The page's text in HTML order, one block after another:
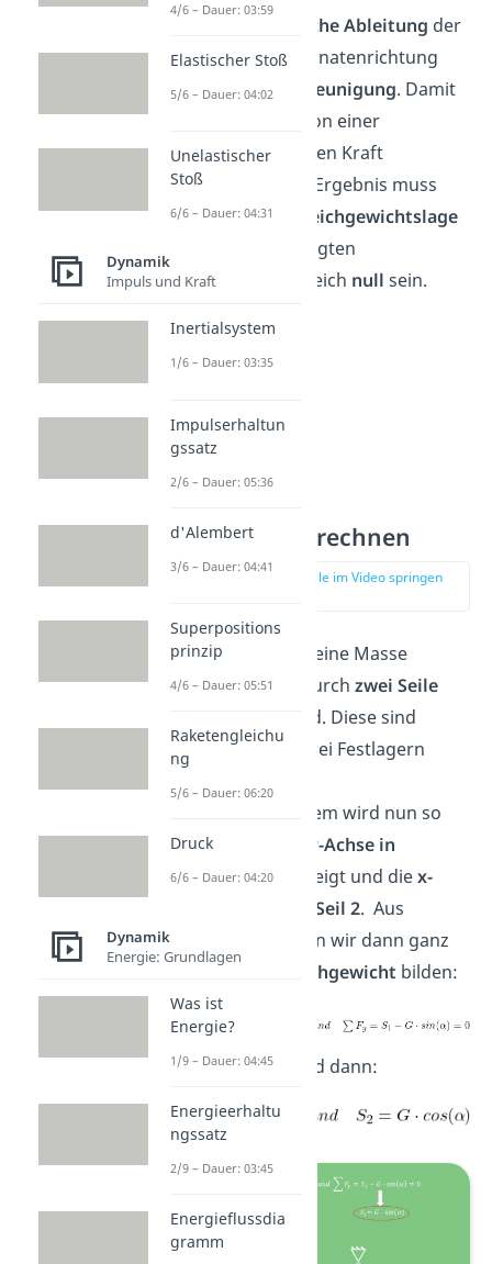
zweite zeitliche Ableitung der
jeweiligen Koordinatenrichtung
ergibt dieBeschleunigung. Damit
wird eine Kraft von einer
entgegengesetzten Kraft
subtrahiert. Das Ergebnis muss
aufgrund der
Gleichgewichtslage
im mitbeschleunigten
Inertialsystem gleich null sein.
Seilkräfte berechnen
zur Stelle im Video springen
Alszweites
wird eine Masse
betrachtet, die durch zwei Seile
festgehalten wird. Diese sind
wiederum mit zwei Festlagern
Koordinatensystem wird nun so
gelegt, dass die
y-Achse in
Richtung Seil 1
zeigt und diex-
Achse entgegen Seil 2. Aus
können wir dann ganz
einfach das
Gleichgewicht bilden:
Die Seilkräfte sind dann:
4/6 – Dauer: 03:59
Elastischer Stoß
5/6 – Dauer: 04:02
Unelastischer
Stoß
6/6 – Dauer: 04:31
Dynamik
Impuls und Kraft
Inertialsystem
1/6 – Dauer: 03:35
Impulserhaltun
gssatz
2/6 – Dauer: 05:36
d'Alembert
3/6 – Dauer: 04:41
Superpositions
prinzip
4/6 – Dauer: 05:51
Raketengleichu
ng
5/6 – Dauer: 06:20
Druck
6/6 – Dauer: 04:20
Dynamik
Energie: Grundlagen
Was ist
Energie?
1/9 – Dauer: 04:45
Energieerhaltu
ngssatz
2/9 – Dauer: 03:45
Energieflussdia
gramm